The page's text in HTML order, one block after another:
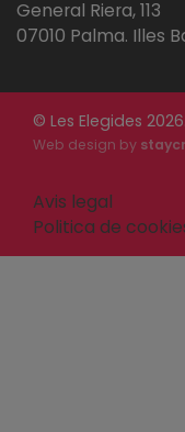
General Riera, 113
07010 Palma. Illes
© Les Elegides
Web design by
Avis legal
Politica de